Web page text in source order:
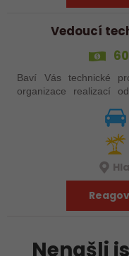
Vedoucí
Baví Vás technické
organizace realizací
realizaci projektů v
Nenašli